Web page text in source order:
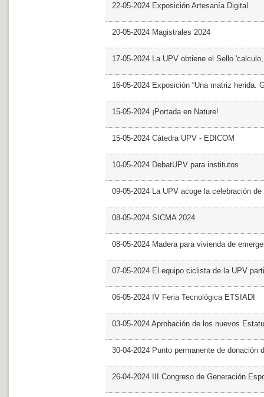
22-05-2024 Exposición Artesanía Digital
20-05-2024 Magistrales 2024
17-05-2024 La UPV obtiene el Sello
16-05-2024 Exposición “Una matriz herida.
15-05-2024 ¡Portada en Nature!
15-05-2024 Cátedra UPV - EDICOM
10-05-2024 DebatUPV para institutos
09-05-2024 La UPV acoge la celebración
08-05-2024 SICMA 2024
08-05-2024 Madera para vivienda de
07-05-2024 El equipo ciclista de la UPV
06-05-2024 IV Feria Tecnológica ETSIADI
03-05-2024 Aprobación de los nuevos
30-04-2024 Punto permanente de donación
26-04-2024 III Congreso de Generación